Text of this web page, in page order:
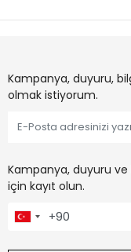
Kampanya, duyuru,
olmak istiyorum.
Kampanya, duyuru
için kayıt olun.